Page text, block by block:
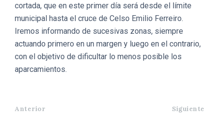
cortada, que en este primer día será desde el límite
municipal hasta el cruce de Celso Emilio Ferreiro.
Iremos informando de sucesivas zonas, siempre
actuando primero en un margen y luego en el contrario,
con el objetivo de dificultar lo menos posible los
aparcamientos.
Anterior Siguiente